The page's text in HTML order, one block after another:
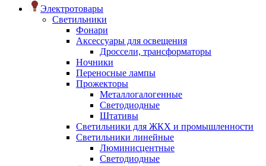
Электротовары
Светильники
Фонари
Аксессуары для освещения
Дроссели, трансформаторы
Ночники
Переносные лампы
Прожекторы
Металлогалогенные
Светодиодные
Штативы
Светильники для ЖКХ и промышленности
Светильники линейные
Люминисцентные
Светодиодные